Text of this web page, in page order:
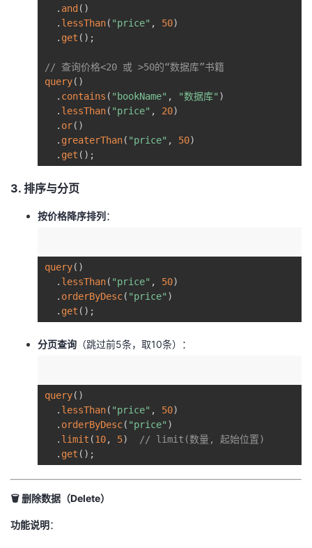
. and ( )
. lessThan( "price" , 50)
. get ( ) ;
// 查询价格<20 或 >50的“数据库”书籍
query( )
. contains ( "bookName" , "数据库" )
. lessThan( "price" , 20)
. or( )
. greaterThan( "price" , 50)
. get ( ) ;
​3. 排序与分页​
​按价格降序排列​ ​：
query( )
. lessThan( "price" , 50)
. orderByDesc( "price" )
. get ( ) ;
​分页查询​ ​（跳过前5条，取10条）：
query( )
. lessThan( "price" , 50)
. orderByDesc( "price" )
. limit (10, 5)
// limit(数量, 起始位置)
. get ( ) ;
🗑️ ​​删除数据（Delete）​
​功能说明​​：